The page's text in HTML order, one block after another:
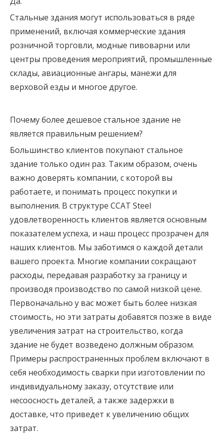
Стальные здания могут использоваться в ряде
применений, включая коммерческие здания
розничной торговли, модные пивоварни или
центры проведения мероприятий, промышленные
склады, авиационные ангары, манежи для
верховой езды и многое другое.
Почему более дешевое стальное здание не
является правильным решением?
Большинство клиентов покупают стальное
здание только один раз. Таким образом, очень
важно доверять компании, с которой вы
работаете, и понимать процесс покупки и
выполнения. В структуре CCAT Steel
удовлетворенность клиентов является основным
показателем успеха, и наш процесс прозрачен для
наших клиентов. Мы заботимся о каждой детали
вашего проекта. Многие компании сокращают
расходы, передавая разработку за границу и
производя производство по самой низкой цене.
Первоначально у вас может быть более низкая
стоимость, но эти затраты добавятся позже в виде
увеличения затрат на строительство, когда
здание не будет возведено должным образом.
Примеры распространенных проблем включают в
себя необходимость сварки при изготовлении по
индивидуальному заказу, отсутствие или
несоосность деталей, а также задержки в
доставке, что приведет к увеличению общих
затрат.